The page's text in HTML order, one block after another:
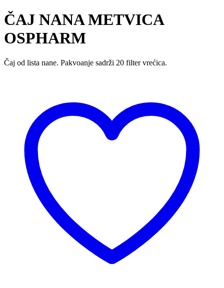
ČAJ NANA METVICA
OSPHARM
Čaj od lista nane. Pakvoanje sadrži 20 filter vrećica.